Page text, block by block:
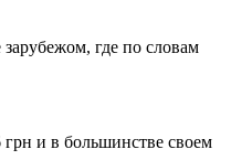
где по словам
грн и в большинстве своем